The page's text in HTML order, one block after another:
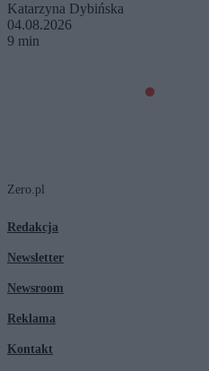
Katarzyna Dybińska
04.08.2026
9 min
Zero.pl
Redakcja
Newsletter
Newsroom
Reklama
Kontakt